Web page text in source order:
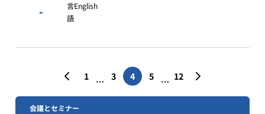
言
語
English
稿
1 … 3 4 5 … 12
会議とセミナー